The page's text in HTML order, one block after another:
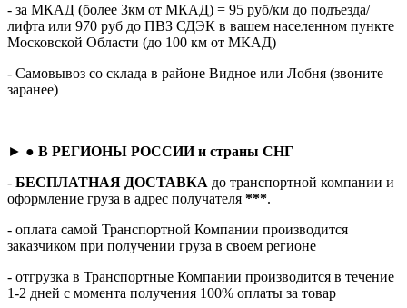
- за МКАД (более 3км от МКАД) = 95 руб/км до подъезда/
лифта или 970 руб до ПВЗ СДЭК в вашем населенном пункте
Московской Области (до 100 км от МКАД)
- Самовывоз со склада в районе Видное или Лобня (звоните
заранее)
► ● В РЕГИОНЫ РОССИИ и страны СНГ
- БЕСПЛАТНАЯ ДОСТАВКА до транспортной компании и
оформление груза в адрес получателя ***.
- оплата самой Транспортной Компании производится
заказчиком при получении груза в своем регионе
- отгрузка в Транспортные Компании производится в течение
1-2 дней с момента получения 100% оплаты за товар